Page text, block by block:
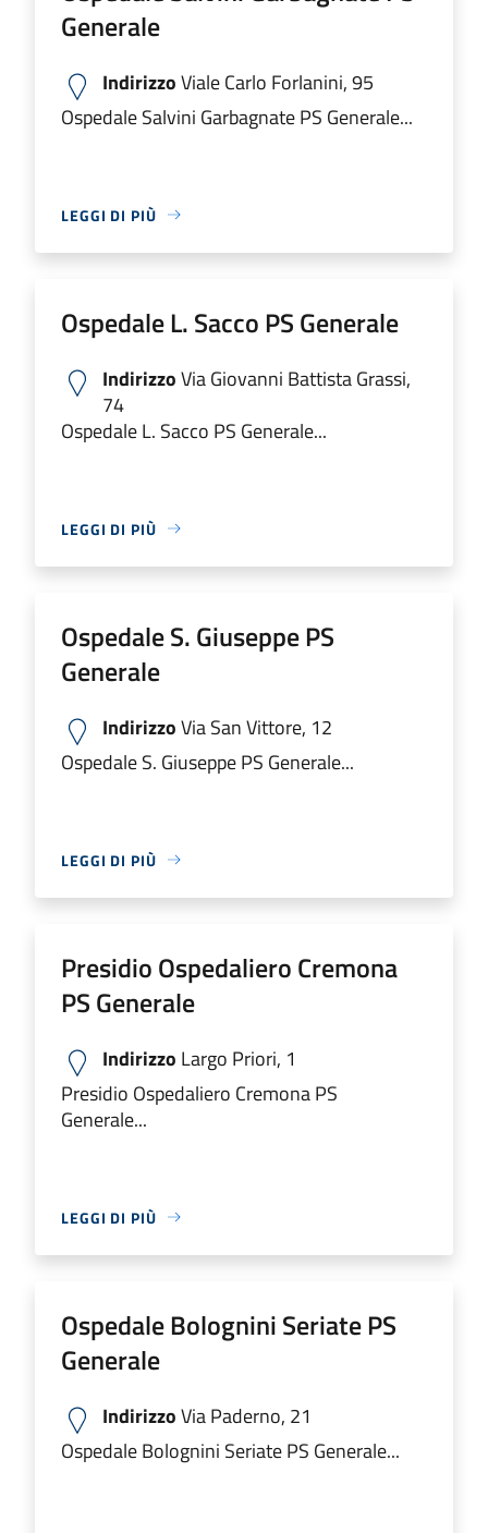
Generale
IndirizzoViale Carlo Forlanini, 95
Ospedale Salvini Garbagnate PS Generale...
LEGGI DI PIÙ
Ospedale L. Sacco PS Generale
IndirizzoVia Giovanni Battista Grassi,
74
Ospedale L. Sacco PS Generale...
LEGGI DI PIÙ
Ospedale S. Giuseppe PS
Generale
IndirizzoVia San Vittore, 12
Ospedale S. Giuseppe PS Generale...
LEGGI DI PIÙ
Presidio Ospedaliero Cremona
PS Generale
Indirizzo Largo Priori, 1
Presidio Ospedaliero Cremona PS
Generale...
LEGGI DI PIÙ
Ospedale Bolognini Seriate PS
Generale
IndirizzoVia Paderno, 21
Ospedale Bolognini Seriate PS Generale...